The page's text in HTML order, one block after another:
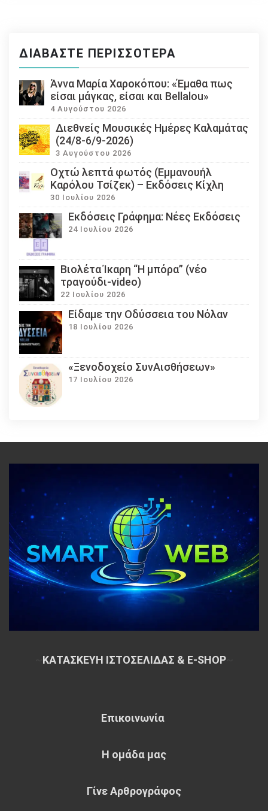
ΔΙΑΒΆΣΤΕ ΠΕΡΙΣΣΌΤΕΡΑ
Άννα Μαρία Χαροκόπου: «Έμαθα πως
είσαι μάγκας, είσαι και Bellalou»
4 Αυγούστου 2026
Διεθνείς Μουσικές Ημέρες Καλαμάτας
(24/8-6/9-2026)
3 Αυγούστου 2026
Οχτώ λεπτά φωτός (Εμμανουήλ
Καρόλου Τσίζεκ) – Εκδόσεις Κίχλη
30 Ιουλίου 2026
Εκδόσεις Γράφημα: Νέες Εκδόσεις
24 Ιουλίου 2026
Βιολέτα Ίκαρη “Η μπόρα” (νέο
τραγούδι-video)
22 Ιουλίου 2026
Eίδαμε την Οδύσσεια του Νόλαν
18 Ιουλίου 2026
«Ξενοδοχείο ΣυνΑισθήσεων»
17 Ιουλίου 2026
ΚΑΤΑΣΚΕΥΗ ΙΣΤΟΣΕΛΙΔΑΣ & E-SHOP~
Επικοινωνία
Η ομάδα μας
Γίνε Αρθρογράφος